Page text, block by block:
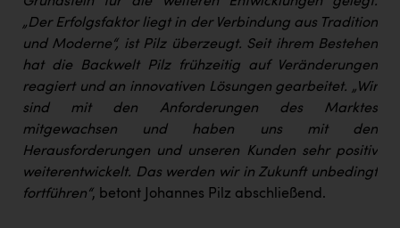
„Der Erfolgsfaktor liegt in der Verbindung aus Tradition
und Moderne“, ist Pilz überzeugt. Seit ihrem Bestehen
hat die Backwelt Pilz frühzeitig auf Veränderungen
reagiert und an innovativen Lösungen gearbeitet. „Wir
sind mit den Anforderungen des Marktes
mitgewachsen und haben uns mit den
Herausforderungen und unseren Kunden sehr positiv
weiterentwickelt. Das werden wir in Zukunft unbedingt
fortführen“, betont Johannes Pilz abschließend.